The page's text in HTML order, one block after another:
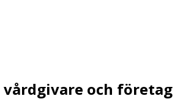
vårdgivare och företag